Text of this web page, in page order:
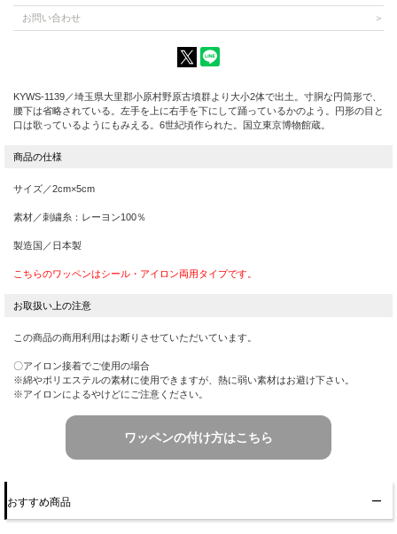
お問い合わせ
KYWS-1139／埼玉県大里郡小原村野原古墳群より大小2体で出土。寸胴な円筒形で、
腰下は省略されている。左手を上に右手を下にして踊っているかのよう。円形の目と
口は歌っているようにもみえる。6世紀頃作られた。国立東京博物館蔵。
サイズ／2cm×5cm
素材／刺繍糸：レーヨン100％
製造国／日本製
こちらのワッペンはシール・アイロン両用タイプです。
この商品の商用利用はお断りさせていただいています。
〇アイロン接着でご使用の場合
※綿やポリエステルの素材に使用できますが、熱に弱い素材はお避け下さい。
※アイロンによるやけどにご注意ください。
ワッペンの付け方はこちら
おすすめ商品